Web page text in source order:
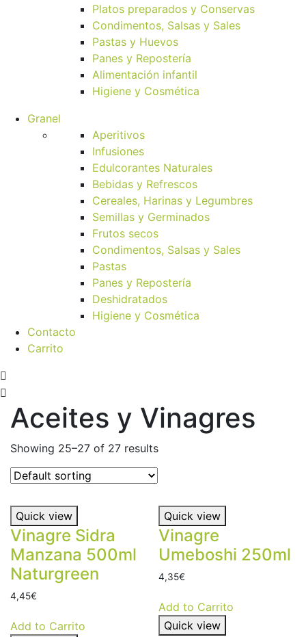
Platos preparados y Conservas
Condimentos, Salsas y Sales
Pastas y Huevos
Panes y Repostería
Alimentación infantil
Higiene y Cosmética
Granel
Aperitivos
Infusiones
Edulcorantes Naturales
Bebidas y Refrescos
Cereales, Harinas y Legumbres
Semillas y Germinados
Frutos secos
Condimentos, Salsas y Sales
Pastas
Panes y Repostería
Deshidratados
Higiene y Cosmética
Contacto
Carrito
Aceites y Vinagres
Showing 25–27 of 27 results
Quick view
Vinagre Sidra
Manzana 500ml
Naturgreen
4,45€
Add to Carrito
Quick view
Vinagre
Umeboshi 250ml
4,35€
Add to Carrito
Quick view